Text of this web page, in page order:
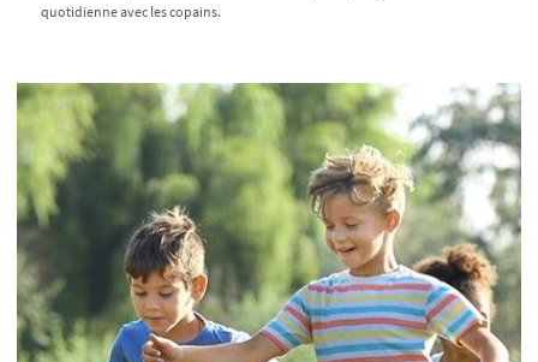
quotidienne avec les copains.